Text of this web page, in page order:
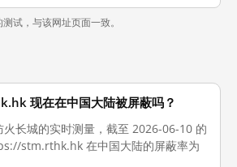
试，与该网址页面一致。
现在在中国大陆被屏蔽吗？
长城的实时测量，截至 2026-06-10 的
stm.rthk.hk 在中国大陆的屏蔽率为